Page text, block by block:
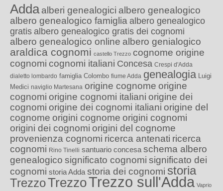
Adda alberi genealogici albero genealogico
albero genealogico famiglia albero genealogico
gratis albero genealogico gratis dei cognomi
albero genealogico online albero genialogico
araldica cognomi castello Trezzo cognome origine
cognomi cognomi italiani Concesa Crespi d'Adda
dialetto lombardo famiglia Colombo fiume Adda genealogia Luigi
Medici naviglio Martesana origine cognome origine
cognomi origine cognomi italiani origine dei
cognomi origine dei cognomi italiani origine del
cognome origini cognome origini cognomi
origini dei cognomi origini del cognome
provenienza cognomi ricerca antenati ricerca
cognomi Rino Tinelli santuario concesa schema albero
genealogico significato cognomi significato dei
cognomi storia Adda storia dei cognomi storia
TrezzoTrezzoTrezzo sull'Adda Vaprio